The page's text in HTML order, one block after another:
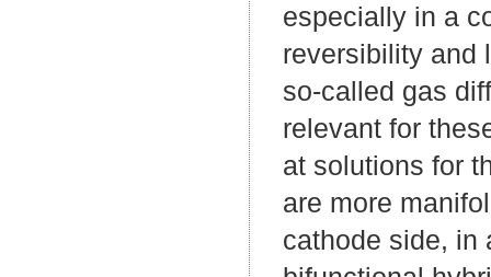
especially in a
reversibility and
so-called gas
relevant for
at solutions for
are more
cathode side, in